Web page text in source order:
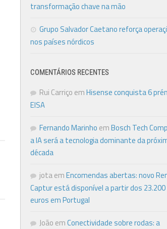
transformação chave na mão
Grupo Salvador Caetano reforça
nos países nórdicos
COMENTÁRIOS RECENTES
Rui Carriço emHisense conquista 6
EISA
Fernando Marinho emBosch Tech
a IA será a tecnologia dominante da
década
jotaemEncomendas abertas: novo
Captur está disponível a partir dos 23.200
euros em Portugal
João emConectividade sobre rodas: a